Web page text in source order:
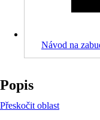
Návod na
Popis
Přeskočit oblast